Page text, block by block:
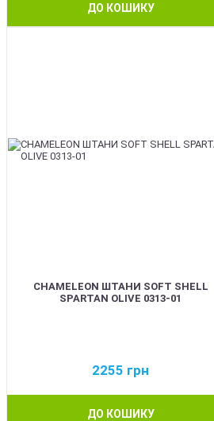
ДО КОШИКУ
CHAMELEON ШТАНИ SOFT SHELL
SPARTAN OLIVE 0313-01
2255 грн
ДО КОШИКУ